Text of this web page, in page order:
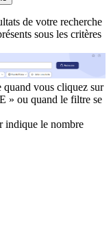
de votre recherche
sous les critères
quand vous cliquez sur
» ou quand le filtre se
indique le nombre